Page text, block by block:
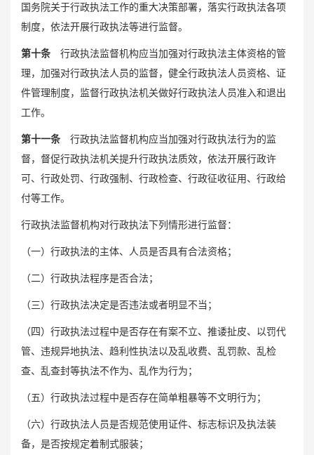
国务院关于行政执法工作的重大决策部署，落实行政执法各项
制度，依法开展行政执法等进行监督。
第十条 行政执法监督机构应当加强对行政执法主体资格的管
理，加强对行政执法人员的监督，健全行政执法人员资格、证
件管理制度，监督行政执法机关做好行政执法人员准入和退出
工作。
第十一条 行政执法监督机构应当加强对行政执法行为的监
督，督促行政执法机关提升行政执法质效，依法开展行政许
可、行政处罚、行政强制、行政检查、行政征收征用、行政给
付等工作。
行政执法监督机构对行政执法下列情形进行监督：
（一）行政执法的主体、人员是否具有合法资格；
（二）行政执法程序是否合法；
（三）行政执法决定是否违法或者明显不当；
（四）行政执法过程中是否存在有案不立、推诿扯皮、以罚代
管、违规异地执法、趋利性执法以及乱收费、乱罚款、乱检
查、乱查封等执法不作为、乱作为行为；
（五）行政执法过程中是否存在简单粗暴等不文明行为；
（六）行政执法人员是否规范使用证件、标志标识及执法装
备，是否按规定着制式服装；